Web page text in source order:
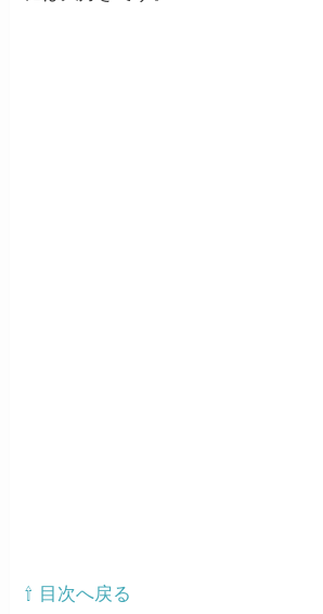
⇧ 目次へ戻る